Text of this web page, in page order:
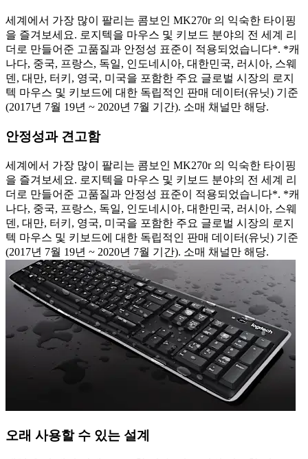
세계에서 가장 많이 팔리는 콤보인 MK270r 의 익숙한 타이핑
을 즐겨보세요. 로지텍을 마우스 및 키보드 분야의 전 세계 리
더로 만들어준 고품질과 안정성 표준이 적용되었습니다*. *캐
나다, 중국, 프랑스, 독일, 인도네시아, 대한민국, 러시아, 스웨
덴, 대만, 터키, 영국, 미국을 포함한 주요 글로벌 시장의 로지
텍 마우스 및 키보드에 대한 독립적인 판매 데이터(유닛) 기준
(2017년 7월 19년 ~ 2020년 7월 기간). 소매 채널만 해당.
안정성과 견고함
세계에서 가장 많이 팔리는 콤보인 MK270r 의 익숙한 타이핑
을 즐겨보세요. 로지텍을 마우스 및 키보드 분야의 전 세계 리
더로 만들어준 고품질과 안정성 표준이 적용되었습니다*. *캐
나다, 중국, 프랑스, 독일, 인도네시아, 대한민국, 러시아, 스웨
덴, 대만, 터키, 영국, 미국을 포함한 주요 글로벌 시장의 로지
텍 마우스 및 키보드에 대한 독립적인 판매 데이터(유닛) 기준
(2017년 7월 19년 ~ 2020년 7월 기간). 소매 채널만 해당.
오래 사용할 수 있는 설계